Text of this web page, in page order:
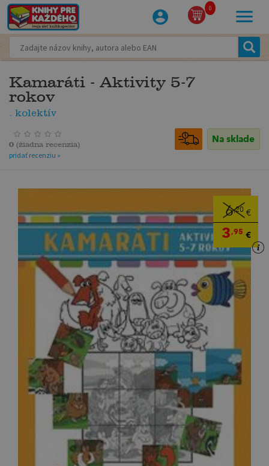
0
Kamaráti - Aktivity 5-7
rokov
. kolektív
Na sklade
0 (žiadna recenzia)
pridať recenziu »
6,20 €
3,95 €